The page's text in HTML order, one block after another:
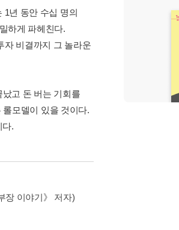
1년 동안 수십 명의
하게 파헤친다.
자 비결까지 그 놀라운
고 돈 버는 기회를
모델이 있을 것이다.
다.
장 이야기》 저자)